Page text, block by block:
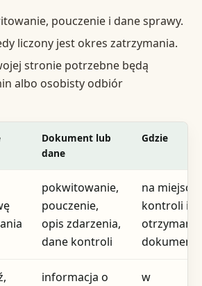
pouczenie i dane sprawy.
liczony jest okres zatrzymania.
stronie potrzebne będą
albo osobisty odbiór
Dokument lub
dane
Gdzie
pokwitowanie,
pouczenie,
opis zdarzenia,
dane kontroli
na miejscu
kontroli i w
informacja o
w